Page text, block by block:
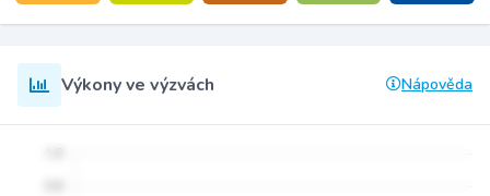
Výkony ve výzvách Nápověda